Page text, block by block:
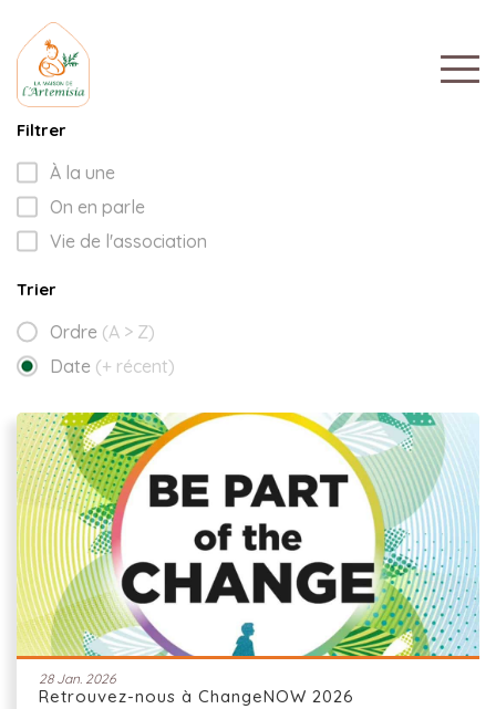
Filtrer
À la une
On en parle
Vie de l'association
Trier
Ordre (A > Z)
Date (+ récent)
28 Jan. 2026
Retrouvez-nous à ChangeNOW 2026